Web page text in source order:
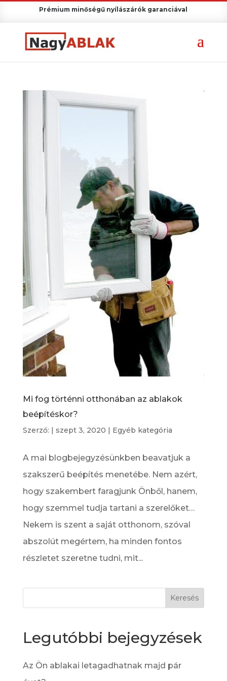
Prémium minőségű nyílászárók garanciával
Mi fog történni otthonában az ablakok
beépítéskor?
Szerző: | szept 3, 2020 | Egyéb kategória
A mai blogbejegyzésünkben beavatjuk a
szakszerű beépítés menetébe. Nem azért,
hogy szakembert faragjunk Önből, hanem,
hogy szemmel tudja tartani a szerelőket…
Nekem is szent a saját otthonom, szóval
abszolút megértem, ha minden fontos
részletet szeretne tudni, mit...
Legutóbbi bejegyzések
Az Ön ablakai letagadhatnak majd pár